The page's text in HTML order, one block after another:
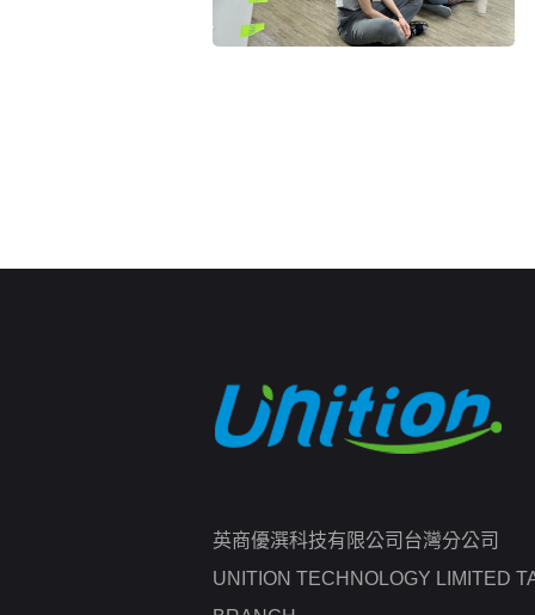
英商優潠科技有限公司台灣分公司
UNITION TECHNOLOGY LIMITED